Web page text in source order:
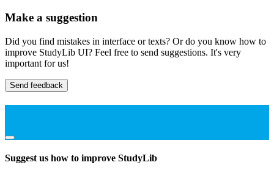
Make a suggestion
Did you find mistakes in interface or texts? Or do you know how to
improve StudyLib UI? Feel free to send suggestions. It's very
important for us!
Send feedback
Suggest us how to improve StudyLib